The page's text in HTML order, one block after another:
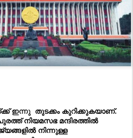
ഇന്നു തുടക്കം കുറിക്കുകയാണ്.
നിയമസഭ മന്ദിരത്തിൽ
നിന്നുള്ള